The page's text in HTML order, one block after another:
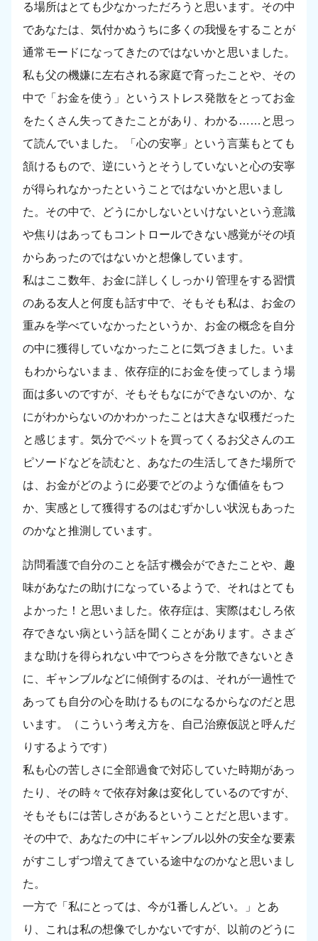
る場所はとても少なかっただろうと思います。その中
であなたは、気付かぬうちに多くの我慢をすることが
通常モードになってきたのではないかと思いました。
私も父の機嫌に左右される家庭で育ったことや、その
中で「お金を使う」というストレス発散をとってお金
をたくさん失ってきたことがあり、わかる……と思っ
て読んでいました。「心の安寧」という言葉もとても
頷けるもので、逆にいうとそうしていないと心の安寧
が得られなかったということではないかと思いまし
た。その中で、どうにかしないといけないという意識
や焦りはあってもコントロールできない感覚がその頃
からあったのではないかと想像しています。
私はここ数年、お金に詳しくしっかり管理をする習慣
のある友人と何度も話す中で、そもそも私は、お金の
重みを学べていなかったというか、お金の概念を自分
の中に獲得していなかったことに気づきました。いま
もわからないまま、依存症的にお金を使ってしまう場
面は多いのですが、そもそもなにができないのか、な
にがわからないのかわかったことは大きな収穫だった
と感じます。気分でペットを買ってくるお父さんのエ
ピソードなどを読むと、あなたの生活してきた場所で
は、お金がどのように必要でどのような価値をもつ
か、実感として獲得するのはむずかしい状況もあった
のかなと推測しています。
訪問看護で自分のことを話す機会ができたことや、趣
味があなたの助けになっているようで、それはとても
よかった！と思いました。依存症は、実際はむしろ依
存できない病という話を聞くことがあります。さまざ
まな助けを得られない中でつらさを分散できないとき
に、ギャンブルなどに傾倒するのは、それが一過性で
あっても自分の心を助けるものになるからなのだと思
います。（こういう考え方を、自己治療仮説と呼んだ
りするようです）
私も心の苦しさに全部過食で対応していた時期があっ
たり、その時々で依存対象は変化しているのですが、
そもそもには苦しさがあるということだと思います。
その中で、あなたの中にギャンブル以外の安全な要素
がすこしずつ増えてきている途中なのかなと思いまし
た。
一方で「私にとっては、今が1番しんどい。」とあ
り、これは私の想像でしかないですが、以前のどうに